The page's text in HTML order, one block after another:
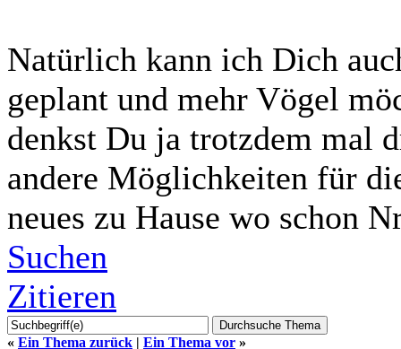
Natürlich kann ich Dich
geplant und mehr Vögel
denkst Du ja trotzdem mal
andere Möglichkeiten für
neues zu Hause wo schon
Suchen
Zitieren
« Ein Thema zurück | Ein Thema vor »